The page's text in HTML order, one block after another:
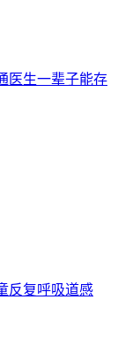
医生一辈子能存
反复呼吸道感